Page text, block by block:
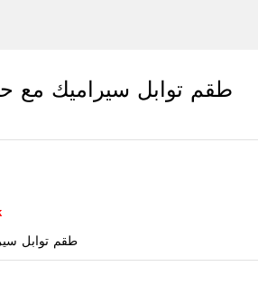
طقم توابل سيراميك مع
طقم توابل